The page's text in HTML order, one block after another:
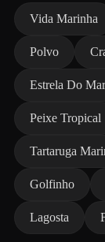
Vida Marinha
Polvo
Estrela Do Mar
Peixe Tropical
Tartaruga
Golfinho
Lagosta